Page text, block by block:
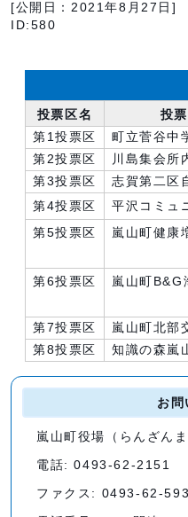
[公開日： 2021年8月27日 ]
ID:580
投票区名 投
第1投票区
町立菅谷中
第2投票区
川島集会所
第3投票区
志賀第二区
第4投票区
平沢コミュ
第5投票区
嵐山町健康
第6投票区
嵐山町B&G
第7投票区
嵐山町北部
第8投票区
知識の森嵐
お問
嵐山町役場（らんざん
電話: 0493-62-2151
ファクス: 0493-62-